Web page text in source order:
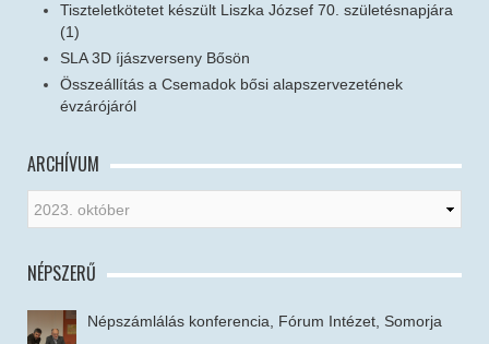
Tiszteletkötetet készült Liszka József 70. születésnapjára
(1)
SLA 3D íjászverseny Bősön
Összeállítás a Csemadok bősi alapszervezetének
évzárójáról
ARCHÍVUM
NÉPSZERŰ
Népszámlálás konferencia, Fórum Intézet, Somorja